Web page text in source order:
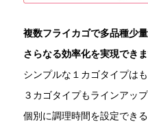
複数フライカゴで多品種少
さらなる効率化を実現できま
シンプルな１カゴタイプは
３カゴタイプもラインアッ
個別に調理時間を設定でき